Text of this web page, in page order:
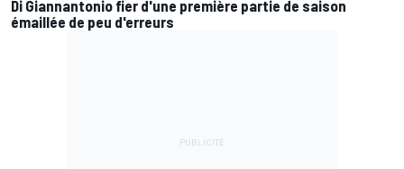
Di Giannantonio fier d'une première partie de saison
émaillée de peu d'erreurs